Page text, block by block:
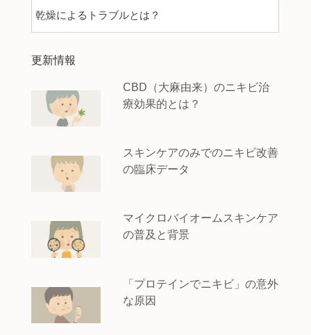
乾燥によるトラブルとは？
更新情報
CBD（大麻由来）のニキビ治
療効果的とは？
スキンケアのみでのニキビ改善
の臨床データ
マイクロバイオームスキンケア
の普及と背景
「プロテインでニキビ」の意外
な原因